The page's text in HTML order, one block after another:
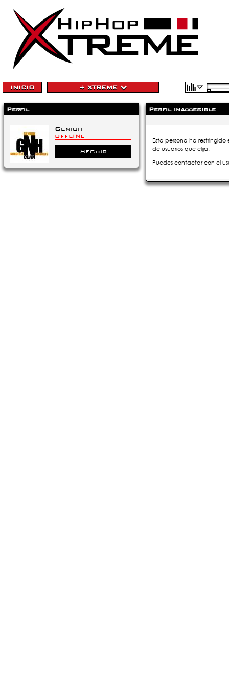
INICIO + XTREME
Perfil
Genioh
OFFLINE
Seguir
Perfil inaccesible
Esta persona ha
de usuarios que elija.
Puedes contactar con el